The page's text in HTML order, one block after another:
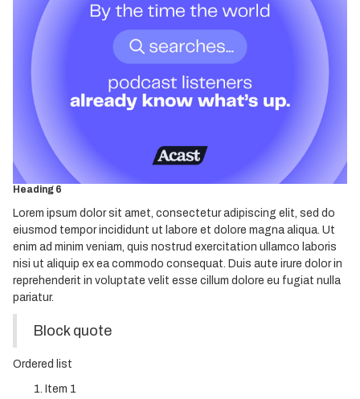
Heading 1
Heading 2
Heading 3
Heading 4
Heading 5
Heading 6
Lorem ipsum dolor sit amet, consectetur adipiscing elit, sed do
eiusmod tempor incididunt ut labore et dolore magna aliqua. Ut
enim ad minim veniam, quis nostrud exercitation ullamco laboris
nisi ut aliquip ex ea commodo consequat. Duis aute irure dolor in
reprehenderit in voluptate velit esse cillum dolore eu fugiat nulla
pariatur.
Block quote
Ordered list
Item 1